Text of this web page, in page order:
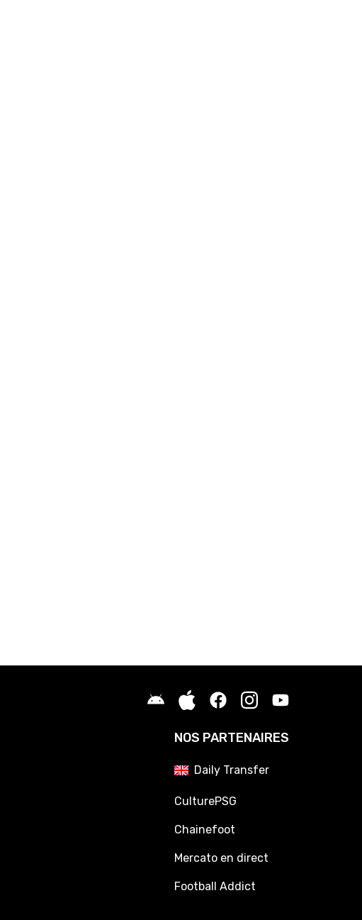
NOS PARTENAIRES
Daily Transfer
CulturePSG
Chainefoot
Mercato en direct
Football Addict